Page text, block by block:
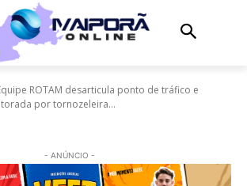
ROTAM desarticula ponto de tráfico e
por tornozeleira...
- ANÚNCIO -